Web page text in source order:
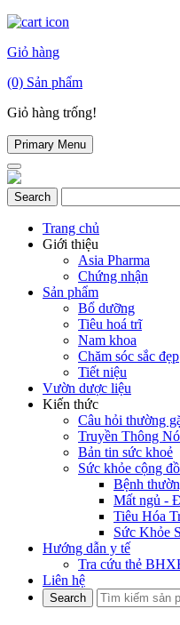
Giỏ hàng
(0) Sản phẩm
Giỏ hàng trống!
Primary Menu
Trang chủ
Giới thiệu
Asia Pharma
Chứng nhận
Sản phẩm
Bổ dưỡng
Tiêu hoá trĩ
Nam khoa
Chăm sóc sắc đẹp
Tiết niệu
Vườn dược liệu
Kiến thức
Câu hỏi thường
Truyền Thông
Bản tin sức khoẻ
Sức khỏe cộng
Bệnh
Mất ngủ -
Tiêu Hóa
Sức Khỏe
Hướng dẫn y tế
Tra cứu thẻ
Liên hệ